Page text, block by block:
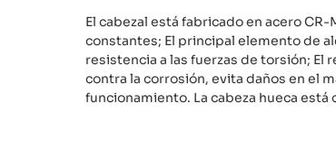
El cabezal está fabricado en acero
constantes; El principal elemento de
resistencia a las fuerzas de torsión;
contra la corrosión, evita daños en el
funcionamiento. La cabeza hueca